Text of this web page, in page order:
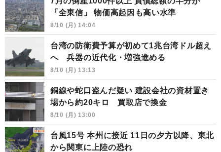
「全東信」 物価高起因も高い水準
8/10 (月) 14:04
台湾の防衛費予算が初めて1兆台湾ドル超え
へ 兵器の近代化・増強進める
8/10 (月) 13:13
銅線や蛇口盗んだ疑い 建設会社の資材置き
場から約20キロ 買取店で換金
8/10 (月) 13:00
台風15号 本州に接近 11日の夕方以降、東北
から関東に上陸の恐れ